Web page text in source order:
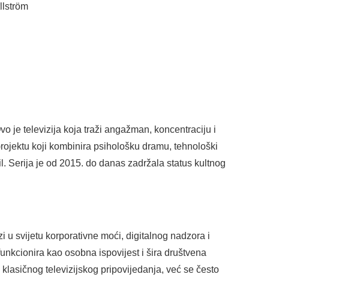
je televizija koja traži angažman, koncentraciju i
koji kombinira psihološku dramu, tehnološki
Serija je od 2015. do danas zadržala status kultnog
u svijetu korporativne moći, digitalnog nadzora i
kao osobna ispovijest i šira društvena
televizijskog pripovijedanja, već se često